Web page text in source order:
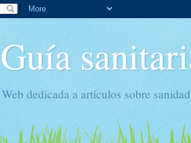
Guía
Web dedicada a artículos sobre